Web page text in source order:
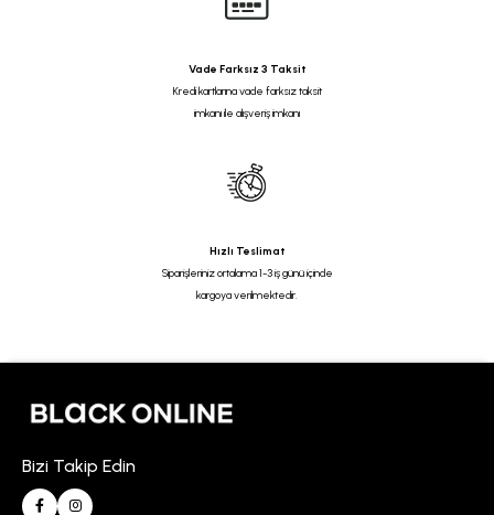
Vade Farksız 3 Taksit
Kredi kartlarına vade farksız taksit
imkanı ile alışveriş imkanı
Hızlı Teslimat
Siparişleriniz ortalama 1-3 iş günü içinde
kargoya verilmektedir.
Bizi Takip Edin